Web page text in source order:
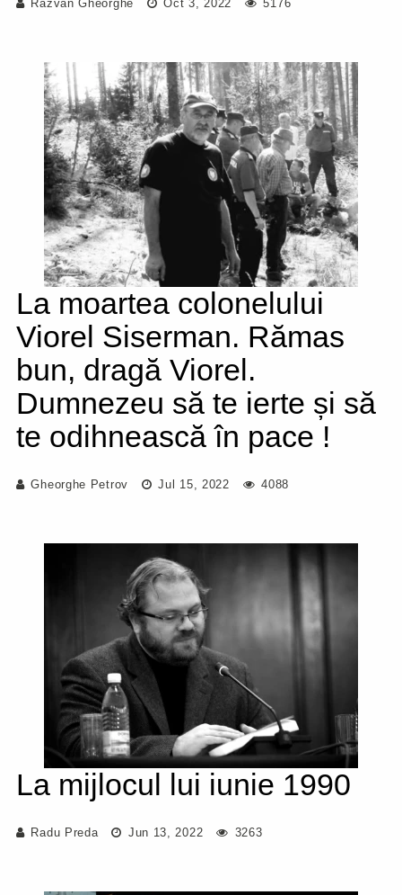
Răzvan Gheorghe Oct 3, 2022 5176
La moartea colonelului
Viorel Siserman. Rămas
bun, dragă Viorel.
Dumnezeu să te ierte și să
te odihnească în pace !
Gheorghe Petrov Jul 15, 2022 4088
La mijlocul lui iunie 1990
Radu Preda Jun 13, 2022 3263